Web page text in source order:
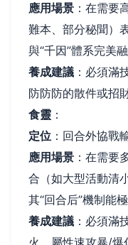
應用場景 ：在需要
難本、部分秘聞）
與“千因”體系完美
養成建議 ：必須滿
防防防的散件或招
食靈 ：
定位 ：回合外協戰
應用場景 ：在需要
合（如大型活動清
其“回合后”機制能
養成建議 ：必須滿